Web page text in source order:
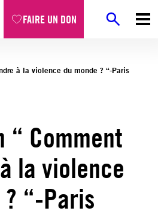
FAIRE UN DON
à la violence du monde ? “-Paris
“ Comment
la violence
“-Paris